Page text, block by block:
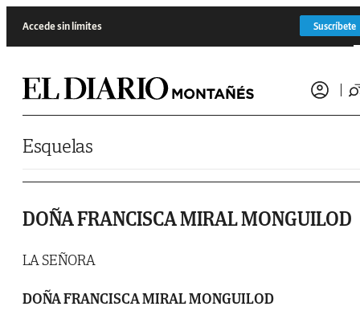
Accede sin límites Suscríbete
Esquelas
DOÑA FRANCISCA MIRAL MONGUILOD
LA SEÑORA
DOÑA FRANCISCA MIRAL MONGUILOD